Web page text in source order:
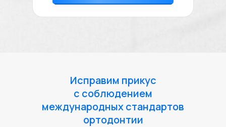
Исправим прикус
с соблюдением
международных стандартов
ортодонтии